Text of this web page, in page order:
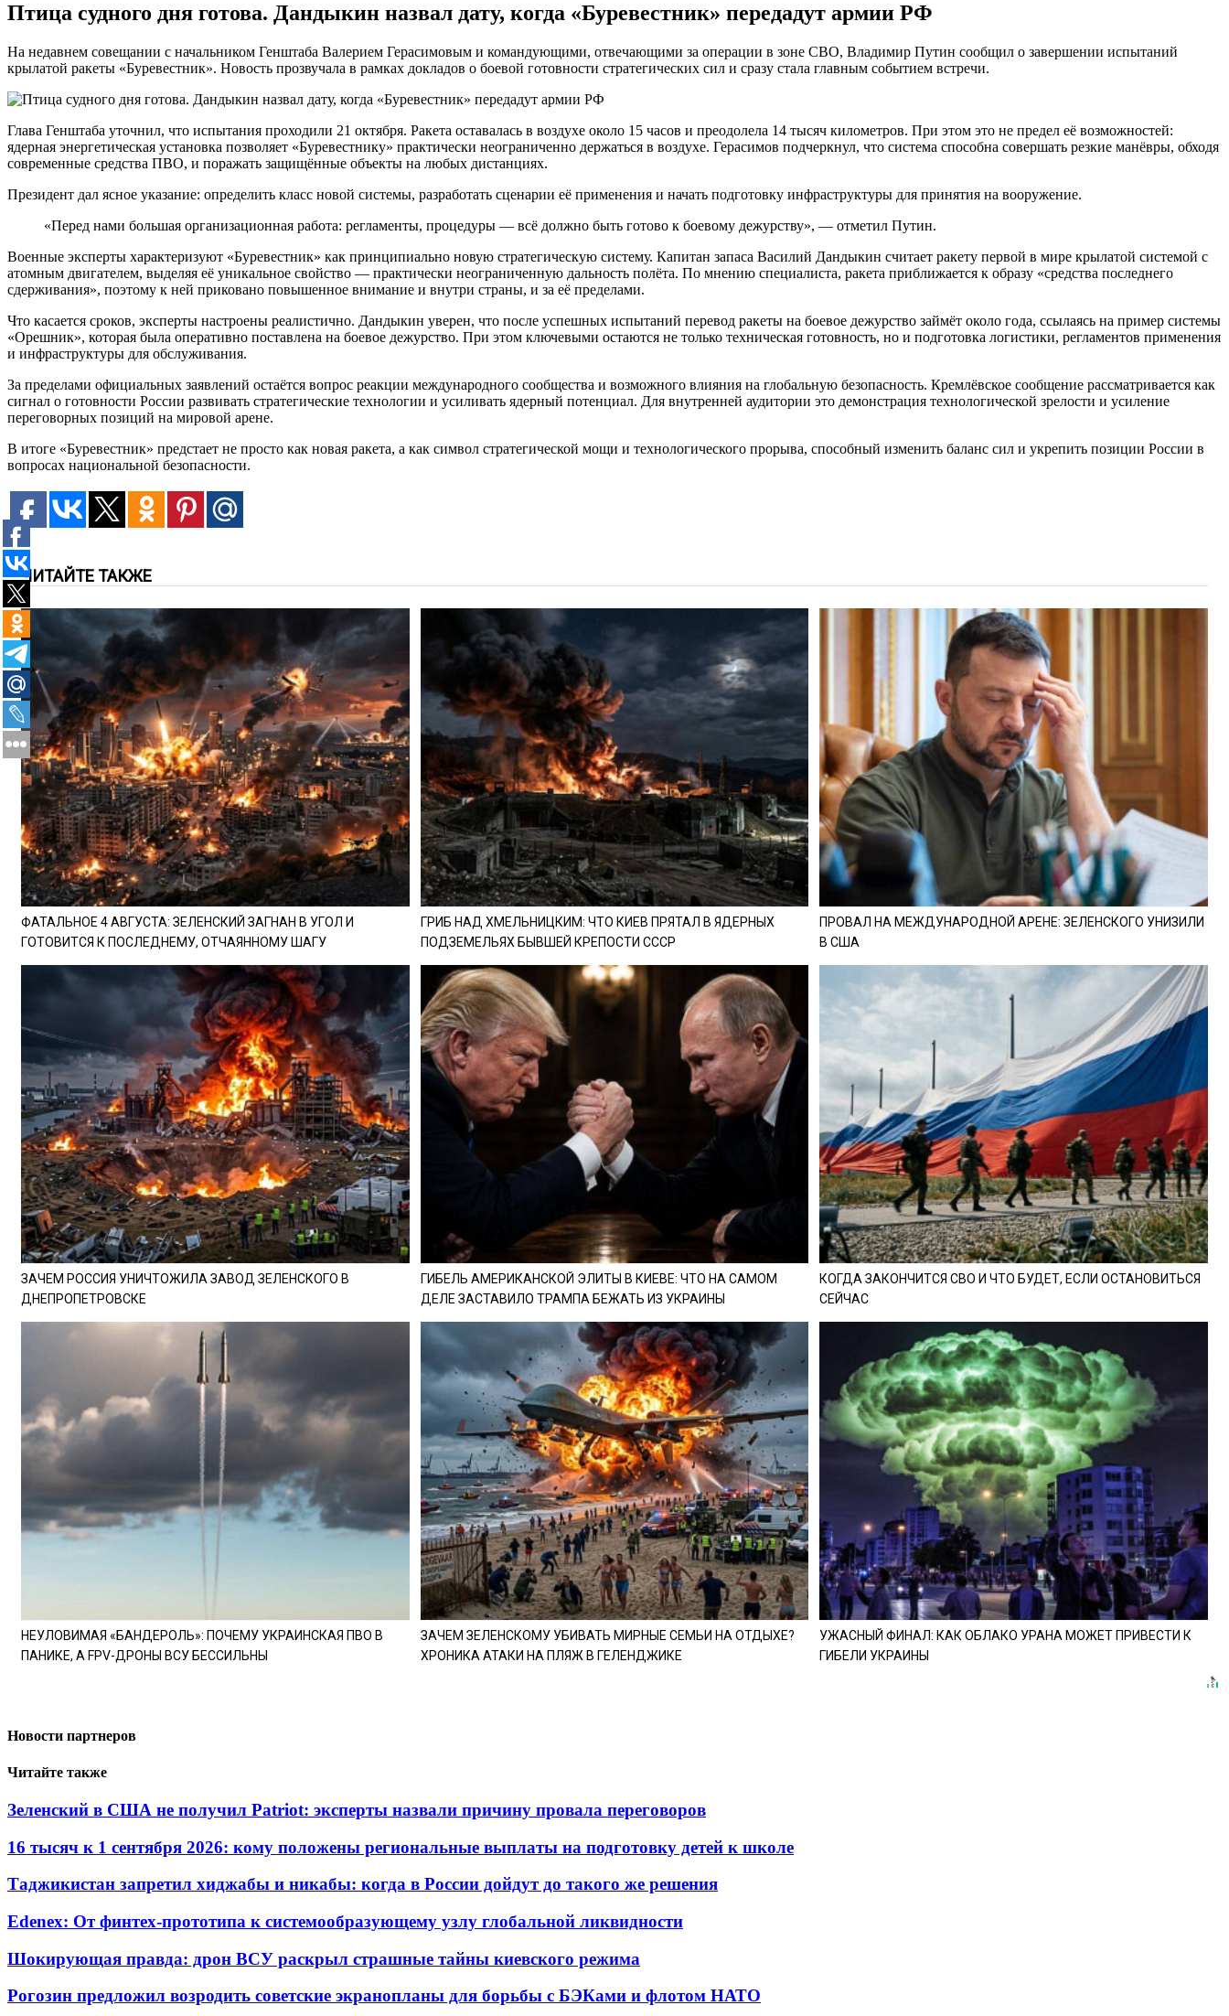
Птица судного дня готова. Дандыкин назвал дату, когда «Буревестник» передадут армии РФ
На недавнем совещании с начальником Генштаба Валерием Герасимовым и командующими, отвечающими за операции в зоне СВО, Владимир Путин сообщил о завершении испытаний
крылатой ракеты «Буревестник». Новость прозвучала в рамках докладов о боевой готовности стратегических сил и сразу стала главным событием встречи.
Глава Генштаба уточнил, что испытания проходили 21 октября. Ракета оставалась в воздухе около 15 часов и преодолела 14 тысяч километров. При этом это не предел её возможностей:
ядерная энергетическая установка позволяет «Буревестнику» практически неограниченно держаться в воздухе. Герасимов подчеркнул, что система способна совершать резкие манёвры, обходя
современные средства ПВО, и поражать защищённые объекты на любых дистанциях.
Президент дал ясное указание: определить класс новой системы, разработать сценарии её применения и начать подготовку инфраструктуры для принятия на вооружение.
«Перед нами большая организационная работа: регламенты, процедуры — всё должно быть готово к боевому дежурству», — отметил Путин.
Военные эксперты характеризуют «Буревестник» как принципиально новую стратегическую систему. Капитан запаса Василий Дандыкин считает ракету первой в мире крылатой системой с
атомным двигателем, выделяя её уникальное свойство — практически неограниченную дальность полёта. По мнению специалиста, ракета приближается к образу «средства последнего
сдерживания», поэтому к ней приковано повышенное внимание и внутри страны, и за её пределами.
Что касается сроков, эксперты настроены реалистично. Дандыкин уверен, что после успешных испытаний перевод ракеты на боевое дежурство займёт около года, ссылаясь на пример системы
«Орешник», которая была оперативно поставлена на боевое дежурство. При этом ключевыми остаются не только техническая готовность, но и подготовка логистики, регламентов применения
и инфраструктуры для обслуживания.
За пределами официальных заявлений остаётся вопрос реакции международного сообщества и возможного влияния на глобальную безопасность. Кремлёвское сообщение рассматривается как
сигнал о готовности России развивать стратегические технологии и усиливать ядерный потенциал. Для внутренней аудитории это демонстрация технологической зрелости и усиление
переговорных позиций на мировой арене.
В итоге «Буревестник» предстает не просто как новая ракета, а как символ стратегической мощи и технологического прорыва, способный изменить баланс сил и укрепить позиции России в
вопросах национальной безопасности.
ЧИТАЙТЕ ТАКЖЕ
ФАТАЛЬНОЕ 4 АВГУСТА: ЗЕЛЕНСКИЙ ЗАГНАН В УГОЛ И
ГОТОВИТСЯ К ПОСЛЕДНЕМУ, ОТЧАЯННОМУ ШАГУ
ГРИБ НАД ХМЕЛЬНИЦКИМ: ЧТО КИЕВ ПРЯТАЛ В ЯДЕРНЫХ
ПОДЗЕМЕЛЬЯХ БЫВШЕЙ КРЕПОСТИ СССР
ПРОВАЛ НА МЕЖДУНАРОДНОЙ АРЕНЕ: ЗЕЛЕНСКОГО УНИЗИЛИ
В США
ЗАЧЕМ РОССИЯ УНИЧТОЖИЛА ЗАВОД ЗЕЛЕНСКОГО В
ДНЕПРОПЕТРОВСКЕ
ГИБЕЛЬ АМЕРИКАНСКОЙ ЭЛИТЫ В КИЕВЕ: ЧТО НА САМОМ
ДЕЛЕ ЗАСТАВИЛО ТРАМПА БЕЖАТЬ ИЗ УКРАИНЫ
КОГДА ЗАКОНЧИТСЯ СВО И ЧТО БУДЕТ, ЕСЛИ ОСТАНОВИТЬСЯ
СЕЙЧАС
НЕУЛОВИМАЯ «БАНДЕРОЛЬ»: ПОЧЕМУ УКРАИНСКАЯ ПВО В
ПАНИКЕ, А FPV-ДРОНЫ ВСУ БЕССИЛЬНЫ
ЗАЧЕМ ЗЕЛЕНСКОМУ УБИВАТЬ МИРНЫЕ СЕМЬИ НА ОТДЫХЕ?
ХРОНИКА АТАКИ НА ПЛЯЖ В ГЕЛЕНДЖИКЕ
УЖАСНЫЙ ФИНАЛ: КАК ОБЛАКО УРАНА МОЖЕТ ПРИВЕСТИ К
ГИБЕЛИ УКРАИНЫ
Новости партнеров
Читайте также
Зеленский в США не получил Patriot: эксперты назвали причину провала переговоров
16 тысяч к 1 сентября 2026: кому положены региональные выплаты на подготовку детей к школе
Таджикистан запретил хиджабы и никабы: когда в России дойдут до такого же решения
Edenex: От финтех-прототипа к системообразующему узлу глобальной ликвидности
Шокирующая правда: дрон ВСУ раскрыл страшные тайны киевского режима
Рогозин предложил возродить советские экранопланы для борьбы с БЭКами и флотом НАТО